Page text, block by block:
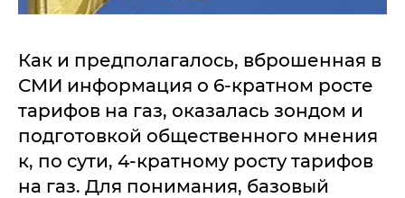
Как и предполагалось, вброшенная в
СМИ информация о 6-кратном росте
тарифов на газ, оказалась зондом и
подготовкой общественного мнения
к, по сути, 4-кратному росту тарифов
на газ. Для понимания, базовый